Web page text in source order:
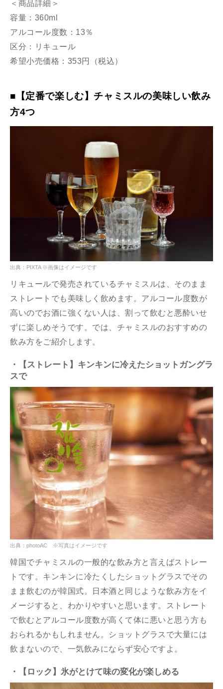
＜商品詳細＞
容量：360ml
アルコール度数：13％
区分：リキュール
希望小売価格：353円（税込）
■【定番で楽しむ】チャミスルの美味しい飲み
方4つ
出典：PIXTA ※画像はイメージです
リキュールで発売されているチャミスルは、そのまま
ストレートでも美味しく飲めます。アルコール度数が
高いのでお酒に強くない人は、割って飲むと悪酔いせ
ずに楽しめそうです。では、チャミスルのおすすめの
飲み方をご紹介します。
・【ストレート】キンキンに冷えたショットガングラ
スで
出典：photoAC ※写真はイメージです
韓国でチャミスルの一般的な飲み方と言えばストレー
トです。キンキンに冷たくしたショットグラスでその
まま飲むのが韓国式。日本酒と同じような飲み方をイ
メージすると、わかりやすいと思います。ストレート
で飲むとアルコール度数が高くて体に悪いと思う方も
おられるかもしれません。ショットグラスで大量には
飲まないので、一気飲みにならず安心ですよ。
・【ロック】氷がとけて味の変化が楽しめる